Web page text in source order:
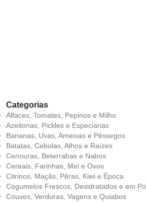
Categorias
Alfaces, Tomates, Pepinos e Milho
Azeitonas, Pickles e Especiarias
Bananas, Uvas, Ameixas e Pêssegos
Batatas, Cebolas, Alhos e Raízes
Cenouras, Beterrabas e Nabos
Cereais, Farinhas, Mel e Ovos
Citrinos, Maçãs, Pêras, Kiwi e Época
Cogumelos Frescos, Desidratados e em Pó
Couves, Verduras, Vagens e Quiabos